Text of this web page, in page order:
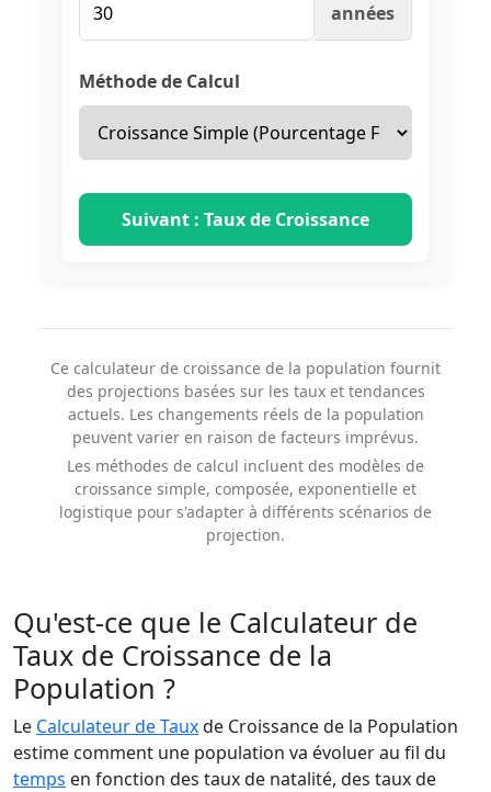
années
Méthode de Calcul
Suivant : Taux de Croissance
Ce calculateur de croissance de la population fournit
des projections basées sur les taux et tendances
actuels. Les changements réels de la population
peuvent varier en raison de facteurs imprévus.
Les méthodes de calcul incluent des modèles de
croissance simple, composée, exponentielle et
logistique pour s'adapter à différents scénarios de
projection.
Qu'est-ce que le Calculateur de
Taux de Croissance de la
Population ?
Le Calculateur de Tauxde Croissance de la Population
estime comment une population va évoluer au fil du
temps en fonction des taux de natalité, des taux de